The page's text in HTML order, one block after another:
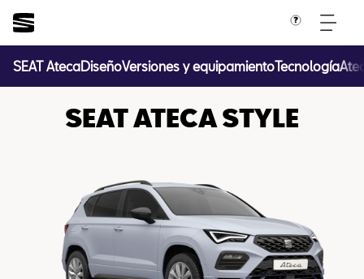
SEAT AtecaDiseñoVersiones y equipamientoTecnología
SEAT ATECA STYLE